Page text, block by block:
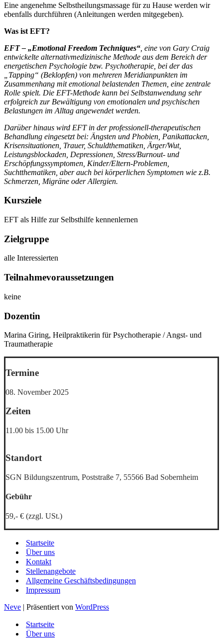
Eine angenehme Selbstheilungsmassage für zu Hause werden wir
ebenfalls durchführen (Anleitungen werden mitgegeben).
Was ist EFT?
EFT – „Emotional Freedom Techniques“ , eine von Gary Craig
entwickelte alternativmedizinische Methode aus dem Bereich der
energetischen Psychologie bzw. Psychotherapie, bei der das
„Tapping“ (Beklopfen) von mehreren Meridianpunkten im
Zusammenhang mit emotional belastenden Themen, eine zentrale
Rolle spielt. Die EFT-Methode kann bei Selbstanwendung sehr
erfolgreich zur Bewältigung von emotionalen und psychischen
Belastungen im Alltag angewendet werden.
Darüber hinaus wird EFT in der professionell-therapeutischen
Behandlung eingesetzt bei: Ängsten und Phobien, Panikattacken,
Krisensituationen, Trauer, Schuldthematiken, Ärger/Wut,
Leistungsblockaden, Depressionen, Stress/Burnout- und
Erschöpfungssymptomen, Kinder/Eltern-Problemen,
Suchtthematiken, aber auch bei körperlichen Symptomen wie z.B.
Schmerzen, Migräne oder Allergien.
Kursziele
EFT als Hilfe zur Selbsthilfe kennenlernen
Zielgruppe
alle Interessierten
Teilnahmevoraussetzungen
keine
Dozentin
Marina Giring, Heilpraktikerin für Psychotherapie / Angst- und
Traumatherapie
Termine
08. November 2025
Zeiten
11.00 bis 15.00 Uhr
Standort
SGN Bildungszentrum, Poststraße 7, 55566 Bad Sobernheim
Gebühr
59,- € (zzgl. USt.)
Startseite
Über uns
Kontakt
Stellenangebote
Allgemeine Geschäftsbedingungen
Impressum
Neve | Präsentiert von WordPress
Startseite
Über uns